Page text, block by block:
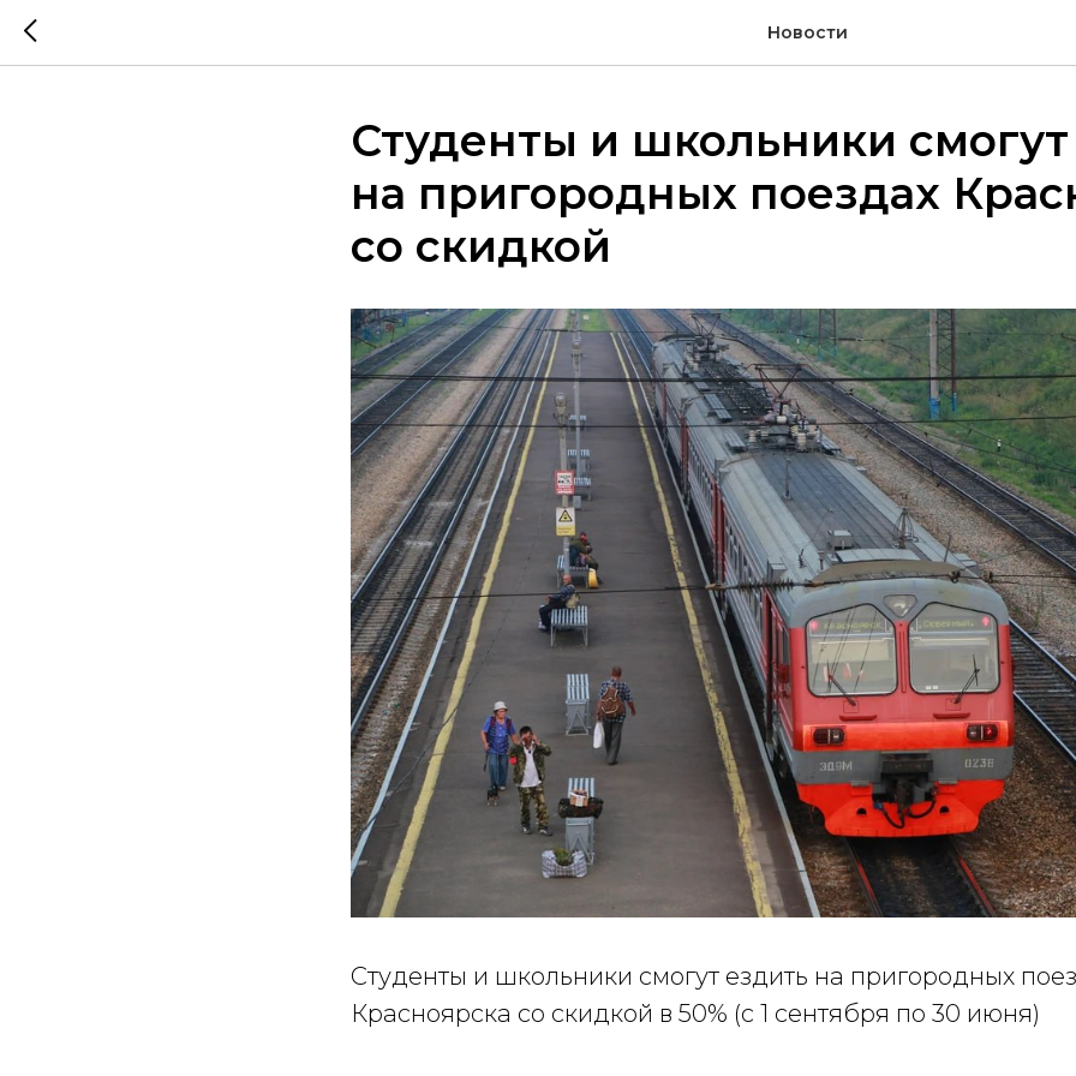
Новости
Студенты и школьники
на пригородных поездах
со скидкой
Студенты и школьники смогут ездить на пригородных
Красноярска со скидкой в 50% (с 1 сентября по 30 июня)